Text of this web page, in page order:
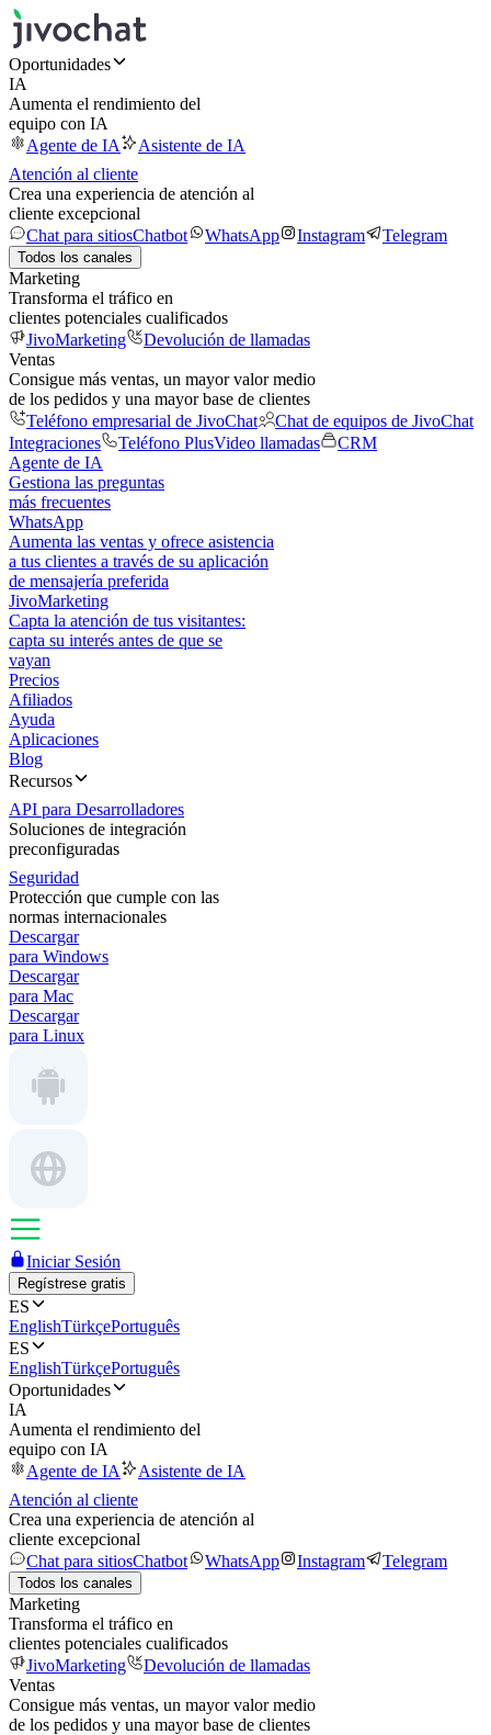
Oportunidades
IA
Aumenta el rendimiento del
equipo con IA
Agente de IA
Asistente de IA
Atención al cliente
Crea una experiencia de atención al
cliente excepcional
Chat para sitiosChatbot WhatsApp Instagram Telegram
Todos los canales
Marketing
Transforma el tráfico en
clientes potenciales cualificados
JivoMarketing
Devolución de llamadas
Ventas
Consigue más ventas, un mayor valor medio
de los pedidos y una mayor base de clientes
Teléfono empresarial de JivoChat
Chat de equipos de JivoChat
Integraciones
Teléfono PlusVideo llamadas
CRM
Agente de IA
Gestiona las preguntas
más frecuentes
WhatsApp
Aumenta las ventas y ofrece asistencia
a tus clientes a través de su aplicación
de mensajería preferida
JivoMarketing
Capta la atención de tus visitantes:
capta su interés antes de que se
vayan
Precios
Afiliados
Ayuda
Aplicaciones
Blog
Recursos
API para Desarrolladores
Soluciones de integración
preconfiguradas
Seguridad
Protección que cumple con las
normas internacionales
Descargar
para Windows
Descargar
para Mac
Descargar
para Linux
Iniciar Sesión
Regístrese gratis
ES
EnglishTürkçePortuguês
ES
EnglishTürkçePortuguês
Oportunidades
IA
Aumenta el rendimiento del
equipo con IA
Agente de IA
Asistente de IA
Atención al cliente
Crea una experiencia de atención al
cliente excepcional
Chat para sitiosChatbot WhatsApp Instagram Telegram
Todos los canales
Marketing
Transforma el tráfico en
clientes potenciales cualificados
JivoMarketing
Devolución de llamadas
Ventas
Consigue más ventas, un mayor valor medio
de los pedidos y una mayor base de clientes